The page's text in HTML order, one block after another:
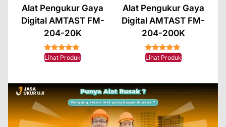
Alat Pengukur Gaya
Digital AMTAST FM-
204-20K
★★★★★
Lihat Produk
Alat Pengukur Gaya
Digital AMTAST FM-
204-200K
★★★★★
Lihat Produk